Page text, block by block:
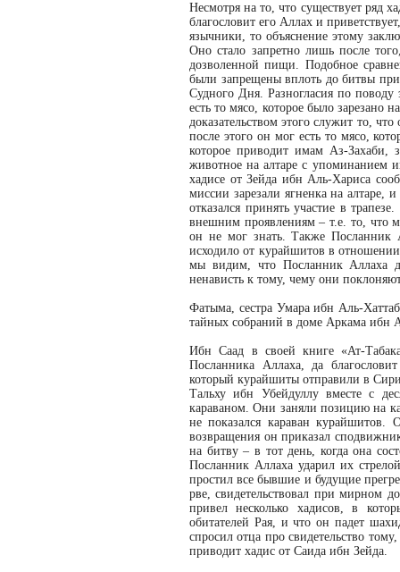
Несмотря на то, что существует ряд
благословит его Аллах и
язычники, то объяснение этому
Оно стало запретно лишь после
дозволенной пищи. Подобное
были запрещены вплоть до битвы
Судного Дня. Разногласия по
есть то мясо, которое было зарезано
доказательством этого служит то,
после этого он мог есть то мясо,
которое приводит имам Аз-Захаби,
животное на алтаре с упоминанием
хадисе от Зейда ибн Аль-Хариса
миссии зарезали ягненка на алтаре,
отказался принять участие в
внешним проявлениям – т.е. то, что
он не мог знать. Также Посланник
исходило от курайшитов в
мы видим, что Посланник Аллаха
ненависть к тому, чему они
Фатыма, сестра Умара ибн Аль-
тайных собраний в доме Аркама ибн
Ибн Саад в своей книге «Ат-
Посланника Аллаха, да
который курайшиты отправили в
Тальху ибн Убейдуллу вместе с
караваном. Они заняли позицию на
не показался караван
возвращения он приказал
на битву – в тот день, когда она
Посланник Аллаха ударил их
простил все бывшие и будущие
рве, свидетельствовал при мирном
привел несколько хадисов, в
обитателей Рая, и что он падет
спросил отца про свидетельство
приводит хадис от Саида ибн Зейда.